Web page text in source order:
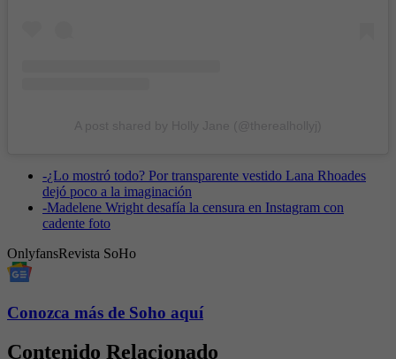
-¿Lo mostró todo? Por transparente vestido Lana Rhoades
dejó poco a la imaginación
-Madelene Wright desafía la censura en Instagram con
cadente foto
OnlyfansRevista SoHo
Conozca más de Soho aquí
Contenido Relacionado